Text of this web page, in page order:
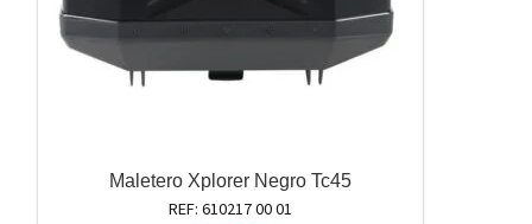
Maletero Xplorer Negro Tc45
REF: 610217 00 01